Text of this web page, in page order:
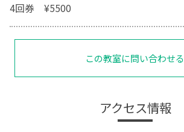
4回券 ¥5500
この教室に問い合わせる
アクセス情報